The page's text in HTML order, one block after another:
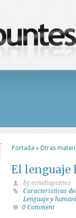
Portada » Otras
El lenguaje
by estudiapuntes
Caracteristicas
Lenguaje y
0 Comment